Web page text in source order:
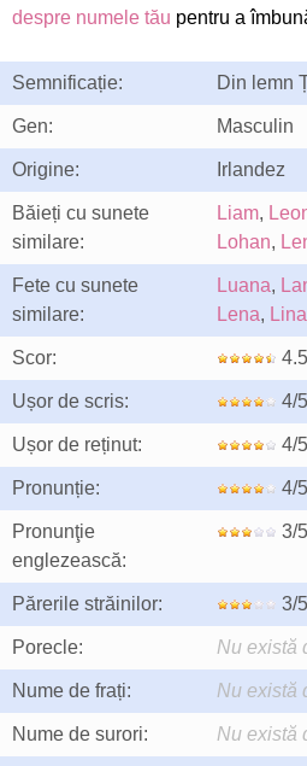
despre numele tău pentru a
Semnificație: Din lemn
Gen: Masculin
Origine: Irlandez
Băieți cu sunete
similare:
Liam,
Lohan,
Fete cu sunete
similare:
Luana,
Lena, Lina
Scor:
Ușor de scris: 4/
Ușor de reținut: 4/
Pronunție: 4/
Pronunţie
englezească:
3/
Părerile străinilor: 3/
Porecle: Nu există
Nume de frați: Nu există
Nume de surori: Nu există